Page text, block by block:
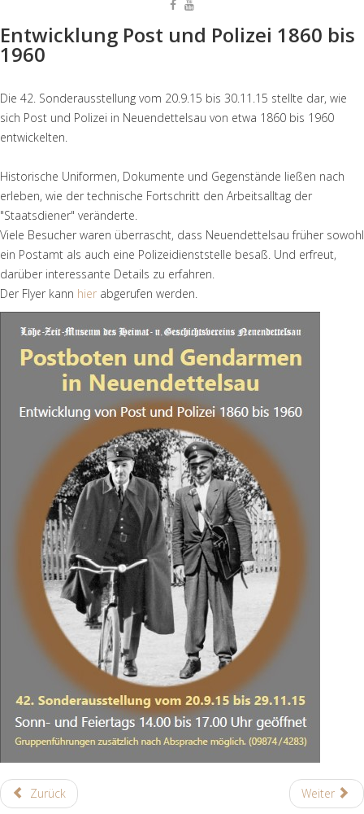
Entwicklung Post und Polizei 1860 bis
1960
Die 42. Sonderausstellung vom 20.9.15 bis 30.11.15 stellte dar, wie
sich Post und Polizei in Neuendettelsau von etwa 1860 bis 1960
entwickelten.
Historische Uniformen, Dokumente und Gegenstände ließen nach
erleben, wie der technische Fortschritt den Arbeitsalltag der
"Staatsdiener" veränderte.
Viele Besucher waren überrascht, dass Neuendettelsau früher sowohl
ein Postamt als auch eine Polizeidienststelle besaß. Und erfreut,
darüber interessante Details zu erfahren.
Der Flyer kann hier abgerufen werden.
Zurück Weiter